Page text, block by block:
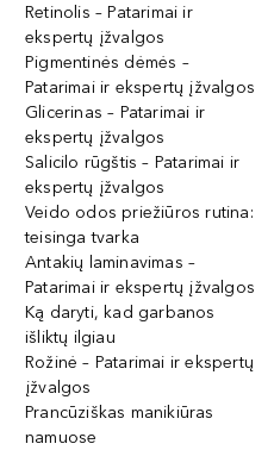
Retinolis – Patarimai ir
ekspertų įžvalgos
Pigmentinės dėmės –
Patarimai ir ekspertų įžvalgos
Glicerinas – Patarimai ir
ekspertų įžvalgos
Salicilo rūgštis – Patarimai ir
ekspertų įžvalgos
Veido odos priežiūros rutina:
teisinga tvarka
Antakių laminavimas –
Patarimai ir ekspertų įžvalgos
Ką daryti, kad garbanos
išliktų ilgiau
Rožinė – Patarimai ir ekspertų
įžvalgos
Prancūziškas manikiūras
namuose